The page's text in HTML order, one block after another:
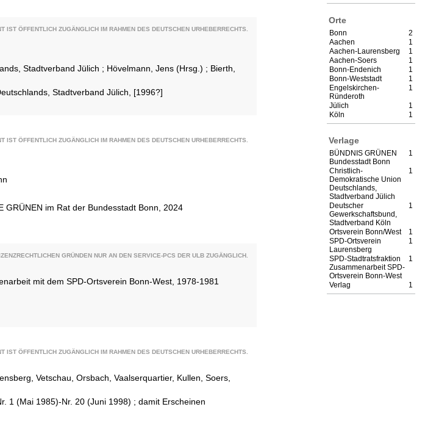
Orte
2
Bonn
1
Aachen
1
Aachen-Laurensberg
1
Aachen-Soers
1
Bonn-Endenich
1
Bonn-Weststadt
1
Engelskirchen-
Ründeroth
1
Jülich
1
Köln
Verlage
1
BÜNDNIS GRÜNEN
Bundesstadt Bonn
1
Christlich-
Demokratische Union
Deutschlands,
Stadtverband Jülich
1
Deutscher
Gewerkschaftsbund,
Stadtverband Köln
1
Ortsverein Bonn/West
1
SPD-Ortsverein
Laurensberg
1
SPD-Stadtratsfraktion
Zusammenarbeit SPD-
Ortsverein Bonn-West
1
Verlag
IST ÖFFENTLICH ZUGÄNGLICH IM RAHMEN DES DEUTSCHEN URHEBERRECHTS.
Stadtverband Jülich ; Hövelmann, Jens (Hrsg.) ; Bierth,
Stadtverband Jülich, [1996?]
IST ÖFFENTLICH ZUGÄNGLICH IM RAHMEN DES DEUTSCHEN URHEBERRECHTS.
GRÜNEN im Rat der Bundesstadt Bonn, 2024
GRÜNDEN NUR AN DEN SERVICE-PCS DER ULB ZUGÄNGLICH.
mit dem SPD-Ortsverein Bonn-West, 1978-1981
IST ÖFFENTLICH ZUGÄNGLICH IM RAHMEN DES DEUTSCHEN URHEBERRECHTS.
Vetschau, Orsbach, Vaalserquartier, Kullen, Soers,
1 (Mai 1985)-Nr. 20 (Juni 1998) ; damit Erscheinen